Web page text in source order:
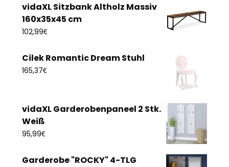
vidaXL Sitzbank Altholz Massiv
160x35x45 cm
102,99€
Cilek Romantic Dream Stuhl
165,37€
vidaXL Garderobenpaneel 2 Stk.
Weiß
95,99€
Garderobe "ROCKY" 4-TLG